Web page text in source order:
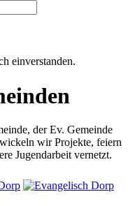
einverstanden.
der Ev. Gemeinde
wir Projekte, feiern
Jugendarbeit vernetzt.